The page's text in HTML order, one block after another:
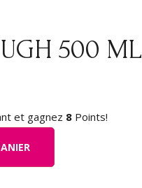
500 ML
et gagnez 8Points!